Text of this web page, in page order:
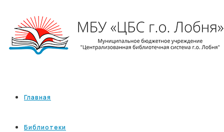
Главная
Библиотеки